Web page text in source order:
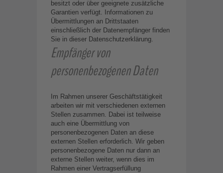
besitzt oder über geeignete zusätzliche
Garantien verfügt. Informationen zu
Übermittlungen an Drittstaaten
einschließlich der Datenempfänger finden
Sie in dieser Datenschutzerklärung.
Empfänger von
personenbezogenen Daten
Im Rahmen unserer Geschäftstätigkeit
arbeiten wir mit verschiedenen externen
Stellen zusammen. Dabei ist teilweise
auch eine Übermittlung von
personenbezogenen Daten an diese
externen Stellen erforderlich. Wir geben
personenbezogene Daten nur dann an
externe Stellen weiter, wenn dies im
Rahmen einer Vertragserfüllung